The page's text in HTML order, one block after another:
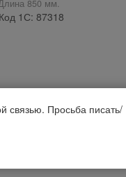
850 мм.
Код 1С: 87318
связью. Просьба писать/